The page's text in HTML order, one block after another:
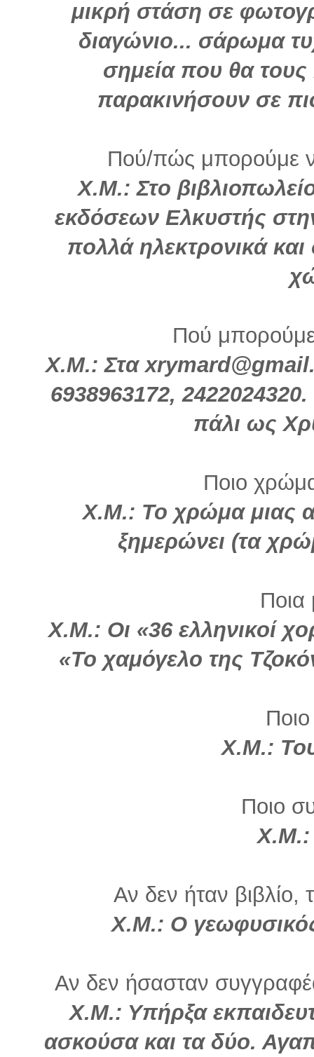
μικρή στάση σε
διαγώνιο... σάρωμα
σημεία που θα τους
παρακινήσουν σε
Πού/πώς μπορούμε
Χ.Μ.: Στο
εκδόσεων Ελκυστής
πολλά ηλεκτρονικά
Πού
Χ.Μ.: Στα
6938963172,
πάλι ως
Ποιο χρώμα
Χ.Μ.: Το χρώμα μιας
ξημερώνει (τα
Ποια
Χ.Μ.: Οι «36 ελληνικοί
«Το χαμόγελο της
Χ.Μ.:
Ποιο
Χ.Μ.:
Αν δεν ήταν βιβλίο,
Χ.Μ.: Ο
Αν δεν ήσασταν
Χ.Μ.: Υπήρξα
ασκούσα και τα δύο.